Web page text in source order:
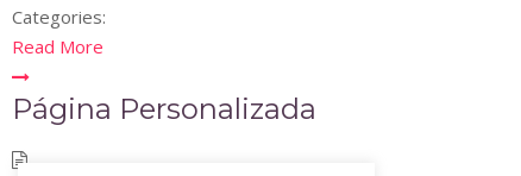
Categories:
Read More
Página Personalizada